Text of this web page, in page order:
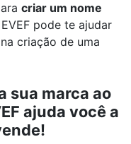
criar um nome
pode te ajudar
criação de uma
sua marca ao
ajuda você a